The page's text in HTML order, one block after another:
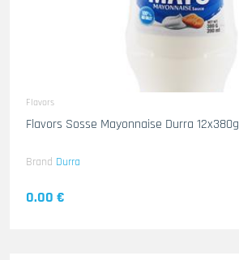
Flavors
Flavors Sosse Mayonnaise Durra 12x380g
Brand Durra
0.00 €